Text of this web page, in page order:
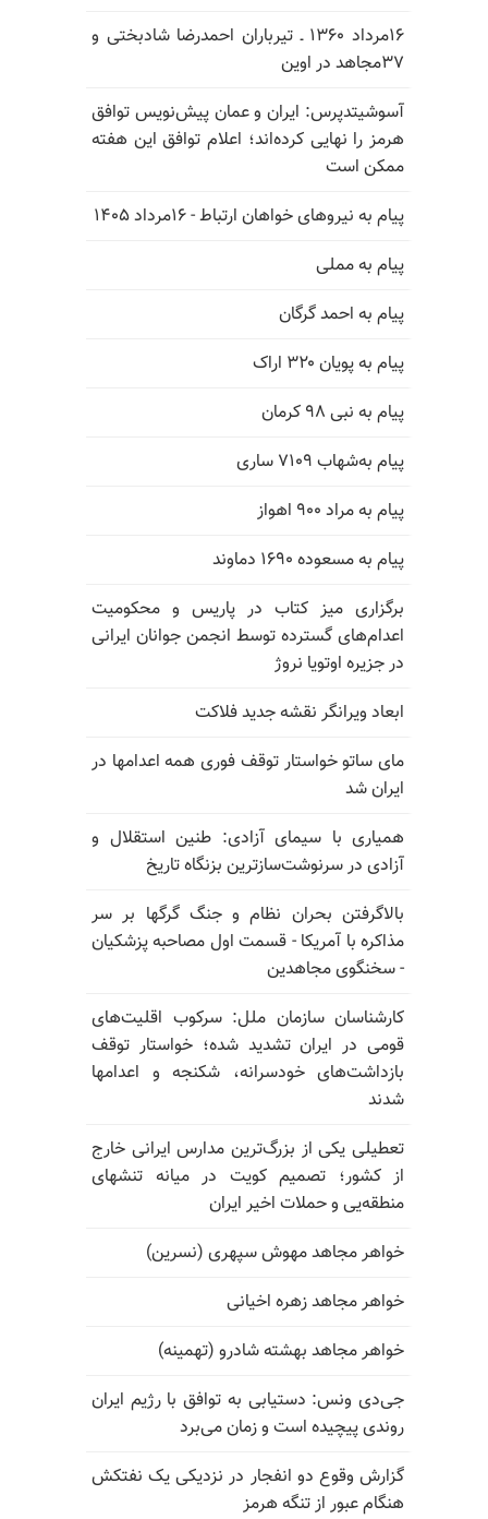
۱۶مرداد ۱۳۶۰ ـ تیرباران احمدرضا شادبختی و
۳۷مجاهد در اوین
آسوشیتدپرس: ایران و عمان پیش‌نویس توافق
هرمز را نهایی کرده‌اند؛ اعلام توافق این هفته
ممکن است
پیام به نیروهای خواهان ارتباط - ۱۶مرداد ۱۴۰۵
پیام به مملی
پیام به احمد گرگان
پیام به پویان ۳۲۰ اراک
پیام به نبی ۹۸ کرمان
پیام به‌شهاب ۷۱۰۹ ساری
پیام به مراد ۹۰۰ اهواز
پیام به مسعوده ۱۶۹۰ دماوند
برگزاری میز کتاب در پاریس و محکومیت
اعدام‌های گسترده توسط انجمن جوانان ایرانی
در جزیره اوتویا نروژ
ابعاد ویرانگر نقشه جدید فلاکت
مای ساتو خواستار توقف فوری همه اعدامها در
ایران شد
همیاری با سیمای آزادی: طنین استقلال و
آزادی در سرنوشت‌سازترین بزنگاه تاریخ
بالا‌گرفتن بحران نظام و جنگ گرگها بر سر
مذاکره با آمریکا - قسمت اول مصاحبه پزشکیان
- سخنگوی مجاهدین
کارشناسان سازمان ملل: سرکوب اقلیت‌های
قومی در ایران تشدید شده؛ خواستار توقف
بازداشت‌های خودسرانه، شکنجه و اعدامها
شدند
تعطیلی یکی از بزرگ‌ترین مدارس ایرانی خارج
از کشور؛ تصمیم کویت در میانه تنشهای
منطقه‌یی و حملات اخیر ایران
خواهر مجاهد مهوش سپهری (نسرین)
خواهر مجاهد زهره اخیانی
خواهر مجاهد بهشته شادرو (تهمینه)
جی‌دی ونس: دستیابی به توافق با رژیم ایران
روندی پیچیده است و زمان می‌برد
گزارش وقوع دو انفجار در نزدیکی یک نفتکش
هنگام عبور از تنگه هرمز